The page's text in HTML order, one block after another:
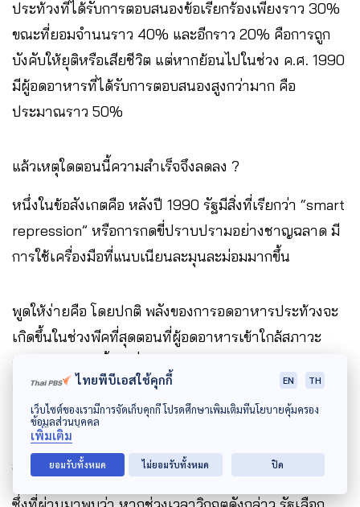
ประท้วงที่ได้รับการตอบสนองข้อเรียกร้องเพียงราว 30%
ขณะที่ยอมจำนนราว 40% และอีกราว 20% คือการถูก
บังคับให้ยุติหรือเสียชีวิต แต่หากย้อนไปในช่วง ค.ศ. 1990
มีผู้อดอาหารที่ได้รับการตอบสนองสูงกว่ามาก คือ
ประมาณราว 50%
แล้วเหตุใดตอนนี้ความสำเร็จจึงลดลง ?
หนึ่งในข้อสังเกตคือ หลังปี 1990 รัฐมีสิ่งที่เรียกว่า “smart
repression” หรือการกดขี่ปราบปรามอย่างชาญฉลาด มี
การใช้เครื่องมือที่แนบเนียนละมุนละม่อมมากขึ้น
พูดให้ง่ายคือ โดยปกติ พลังของการอดอาหารประท้วงจะ
เกิดขึ้นในช่วงพีคที่สุดตอนที่ผู้อดอาหารเข้าใกล้สภาวะ
วิกฤต ช่วงเวลานี้เองที่บีบให้รัฐเข้าสู่ช่วงกลืนไม่เข้าคายไม่
ออก หรือที่เรียกว่า “decision dilemma” ทำให้รัฐต้อง
ตัดสินใจว่าจะปฏิบัติตามข้อเรียกร้องหรือไม่ หรือจะใช้การ
แทรกแซงบางอย่าง หรือจะปล่อยให้ผู้อดอาหารไปสู่
สภาวะวิกฤตอย่างไม่ใยดี
ไทยพีบีเอสใช้คุกกี้ EN TH
เว็บไซต์ของเรามีการจัดเก็บคุกกี้ โปรดศึกษาเพิ่มเติมที่นโยบายคุ้มครอง
ข้อมูลส่วนบุคคล
เพิ่มเติม
ยอมรับทั้งหมด ไม่ยอมรับทั้งหมด ปิด